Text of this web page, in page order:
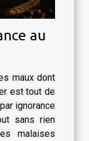
au
maux dont
est tout de
ignorance
sans rien
malaises